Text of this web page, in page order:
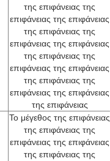
της επιφάνειας της
επιφάνειας της επιφάνειας
της επιφάνειας της
επιφάνειας της επιφάνειας
της επιφάνειας της
επιφάνειας της επιφάνειας
της επιφάνειας της
επιφάνειας της επιφάνειας
της επιφάνειας
Το μέγεθος της επιφάνειας
της επιφάνειας της
επιφάνειας της επιφάνειας
της επιφάνειας της